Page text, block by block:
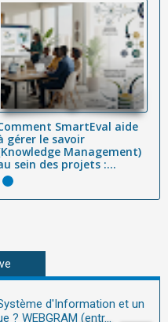
SmartEval aide
gérer le savoir
Management)
sein des projets :...
d'Information et un
? WEBGRAM (entr...